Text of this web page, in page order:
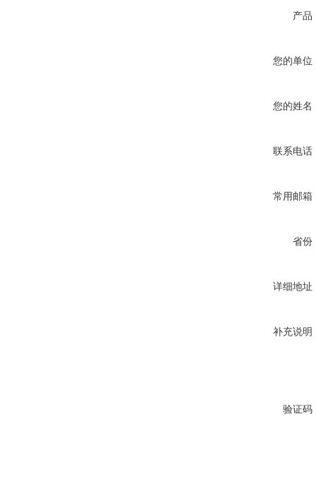
产品
您的单位
您的姓名
联系电话
常用邮箱
省份
详细地址
补充说明
验证码